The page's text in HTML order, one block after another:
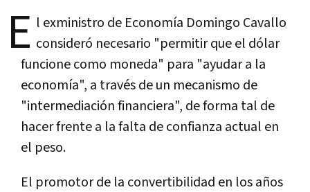
E l exministro de Economía Domingo Cavallo
consideró necesario "permitir que el dólar
funcione como moneda" para "ayudar a la
economía", a través de un mecanismo de
"intermediación financiera", de forma tal de
hacer frente a la falta de confianza actual en
el peso.
El promotor de la convertibilidad en los años